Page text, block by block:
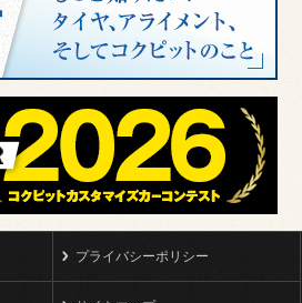
プライバシーポリシー